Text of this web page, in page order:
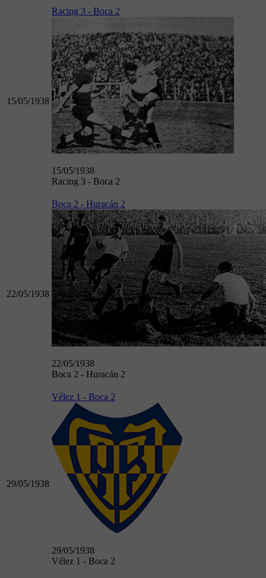
15/05/1938
Racing 3 - Boca 2
15/05/1938
Racing 3 - Boca 2
22/05/1938
Boca 2 - Huracán 2
22/05/1938
Boca 2 - Huracán 2
29/05/1938
Vélez 1 - Boca 2
29/05/1938
Vélez 1 - Boca 2